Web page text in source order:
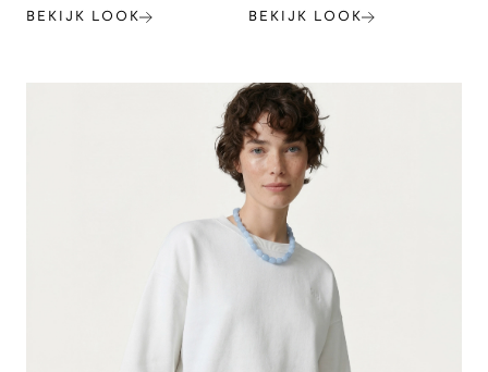
BEKIJK LOOK BEKIJK LOOK